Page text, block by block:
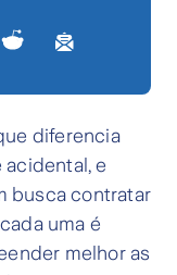
diferencia
acidental, e
busca contratar
uma é
melhor as